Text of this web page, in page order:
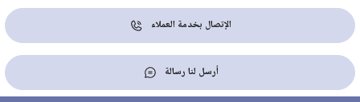
الإتصال بخدمة العملاء
أرسل لنا رسالة